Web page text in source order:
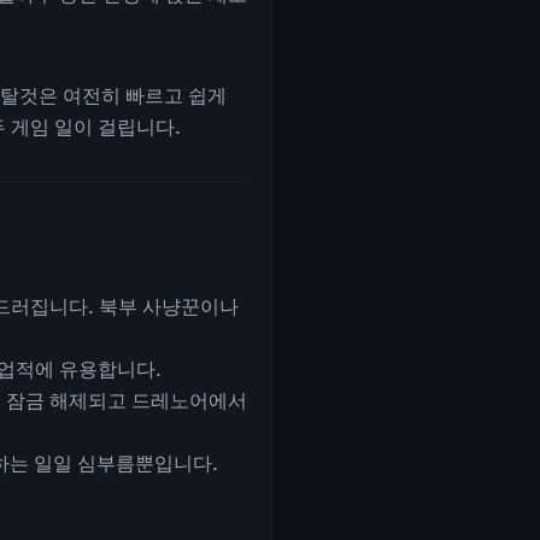
것은 여전히 빠르고 쉽게
게임 일이 걸립니다.
러집니다. 북부 사냥꾼이나
적에 유용합니다.
금 해제되고 드레노어에서
일일 심부름뿐입니다.